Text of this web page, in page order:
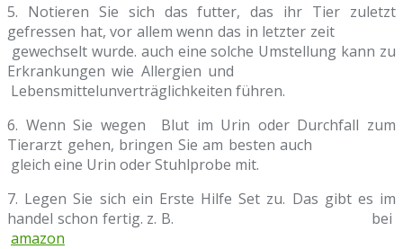
5. Notieren Sie sich das futter, das ihr Tier zuletzt
gefressen hat, vor allem wenn das in letzter zeit
gewechselt wurde. auch eine solche Umstellung kann zu
Erkrankungen wie Allergien und
Lebensmittelunverträglichkeiten führen.
6. Wenn Sie wegen Blut im Urin oder Durchfall zum
Tierarzt gehen, bringen Sie am besten auch
gleich eine Urin oder Stuhlprobe mit.
7. Legen Sie sich ein Erste Hilfe Set zu. Das gibt es im
handel schon fertig. z. B. bei
amazon